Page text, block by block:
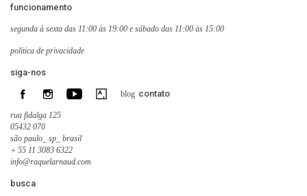
funcionamento
segunda à sexta das 11:00 às 19:00 e sábado das 11:00 às 15:00
política de privacidade
siga-nos
blog contato
rua fidalga 125
05432 070
são paulo_ sp_ brasil
+ 55 11 3083 6322
info@raquelarnaud.com
busca